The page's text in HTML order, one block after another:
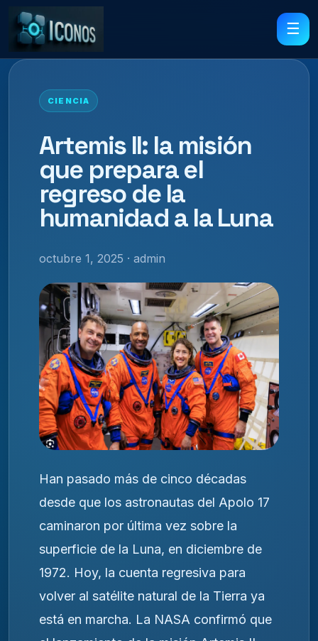
☰
CIENCIA
Artemis II: la misión
que prepara el
regreso de la
humanidad a la Luna
octubre 1, 2025 · admin
Han pasado más de cinco décadas
desde que los astronautas del Apolo 17
caminaron por última vez sobre la
superficie de la Luna, en diciembre de
1972. Hoy, la cuenta regresiva para
volver al satélite natural de la Tierra ya
está en marcha. La NASA confirmó que